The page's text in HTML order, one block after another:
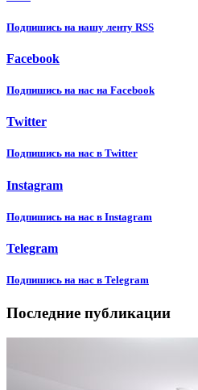
Подпишиcь на нашу ленту RSS
Facebook
Подпишиcь на нас на Facebook
Twitter
Подпишиcь на нас в Twitter
Instagram
Подпишиcь на нас в Instagram
Telegram
Подпишиcь на нас в Telegram
Последние публикации